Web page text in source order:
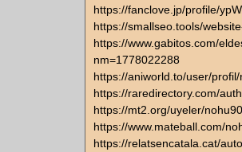
https://fanclove.jp/profile/
https://smallseo.tools/
https://www.gabitos.com/
nm=1778022288
https://aniworld.to/user/
https://raredirectory.com/
https://mt2.org/uyeler/
https://www.mateball.com/
https://relatsencatala.cat/